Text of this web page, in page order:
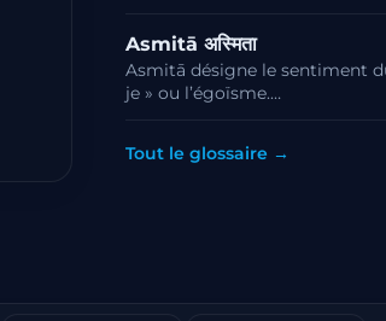
Asmitā अस्मिता
Asmitā désigne le sentiment
je » ou l’égoïsme.…
Tout le glossaire →